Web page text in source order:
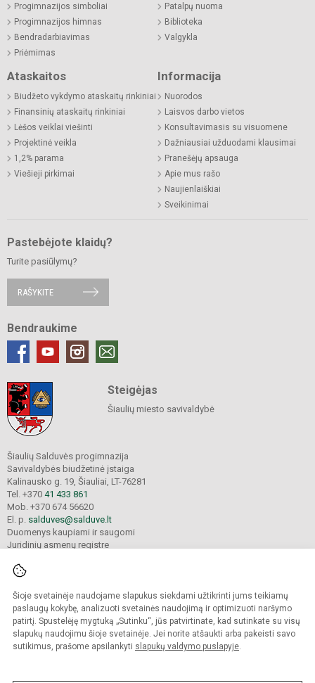
Šioje svetainėje naudojame slapukus siekdami užtikrinti jums teikiamų
paslaugų kokybę, analizuoti svetainės naudojimą ir optimizuoti naršymo
patirtį. Spustelėję mygtuką „Sutinku“, jūs patvirtinate, kad sutinkate su visų
slapukų naudojimu šioje svetainėje. Jei norite atšaukti arba pakeisti savo
sutikimus, prašome apsilankyti slapukų valdymo puslapyje.
Progimnazijos simboliai
Progimnazijos himnas
Bendradarbiavimas
Priėmimas
Patalpų nuoma
Biblioteka
Valgykla
Ataskaitos
Biudžeto vykdymo ataskaitų rinkiniai
Finansinių ataskaitų rinkiniai
Lėšos veiklai viešinti
Projektinė veikla
1,2% parama
Viešieji pirkimai
Informacija
Nuorodos
Laisvos darbo vietos
Konsultavimasis su visuomene
Dažniausiai užduodami klausimai
Pranešėjų apsauga
Apie mus rašo
Naujienlaiškiai
Sveikinimai
Pastebėjote klaidų?
Turite pasiūlymų?
RAŠYKITE
Bendraukime
Steigėjas
Šiaulių miesto savivaldybė
Šiaulių Salduvės progimnazija
Savivaldybės biudžetinė įstaiga
Kalinausko g. 19, Šiauliai, LT-76281
Tel. +370 41 433 861
Mob. +370 674 56620
El. p. salduves@salduve.lt
Duomenys kaupiami ir saugomi
Juridinių asmenų registre
© 2026. Šiaulių Salduvės progimnazija. Visos teisės saugomos.
Kopijuoti turinį be raštiško įstaigos administracijos sutikimo griežtai draudžiama.